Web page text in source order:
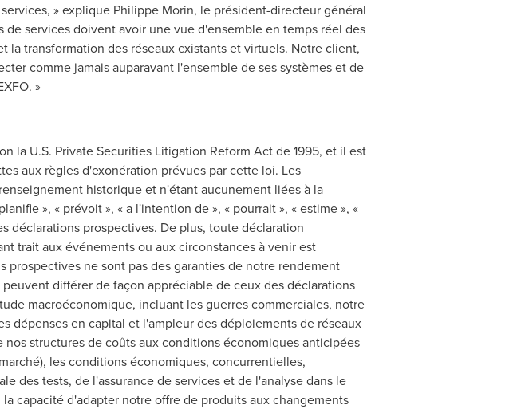
» explique Philippe Morin, le président-directeur général
services doivent avoir une vue d'ensemble en temps réel des
la transformation des réseaux existants et virtuels. Notre client,
comme jamais auparavant l'ensemble de ses systèmes et de
»
la U.S. Private Securities Litigation Reform Act de 1995, et il est
aux règles d'exonération prévues par cette loi. Les
historique et n'étant aucunement liées à la
», « prévoit », « a l'intention de », « pourrait », « estime », «
déclarations prospectives. De plus, toute déclaration
trait aux événements ou aux circonstances à venir est
ne sont pas des garanties de notre rendement
différer de façon appréciable de ceux des déclarations
macroéconomique, incluant les guerres commerciales, notre
dépenses en capital et l'ampleur des déploiements de réseaux
structures de coûts aux conditions économiques anticipées
les conditions économiques, concurrentielles,
des tests, de l'assurance de services et de l'analyse dans le
capacité d'adapter notre offre de produits aux changements